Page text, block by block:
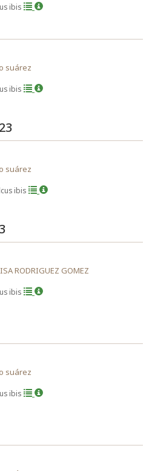
ibis
suárez
ibis
suárez
ibis
RODRIGUEZ GOMEZ
ibis
suárez
ibis